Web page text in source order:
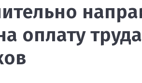
оплату труда